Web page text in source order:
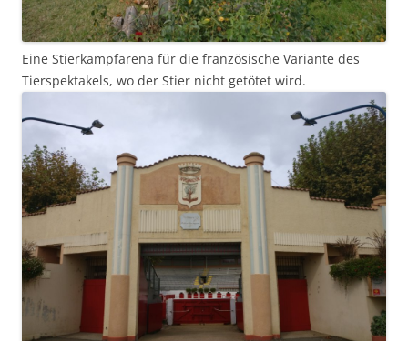
Eine Stierkampfarena für die französische Variante des
Tierspektakels, wo der Stier nicht getötet wird.